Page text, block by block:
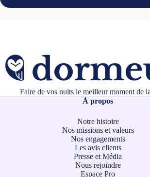
Faire de vos nuits le meilleur moment de
À propos
Notre histoire
Nos missions et valeurs
Nos engagements
Les avis clients
Presse et Média
Nous rejoindre
Espace Pro